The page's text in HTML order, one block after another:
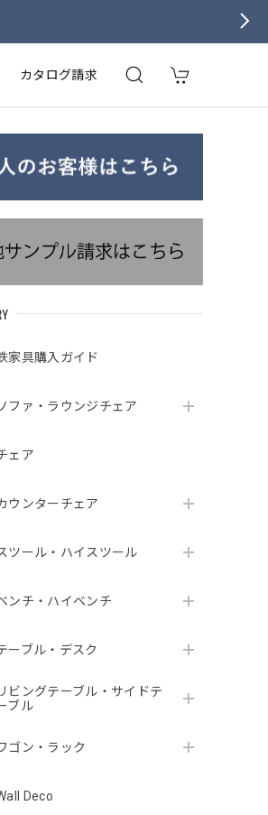
カタログ請求
家具購入ガイド
ファ・ラウンジチェア
ェア
ウンターチェア
ツール・ハイスツール
ンチ・ハイベンチ
ーブル・デスク
ビングテーブル・サイドテ
ブル
ゴン・ラック
Deco